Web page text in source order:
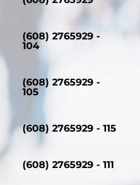
(608) 2765929 -
104
(608) 2765929 -
105
(608) 2765929 - 115
(608) 2765929 - 111